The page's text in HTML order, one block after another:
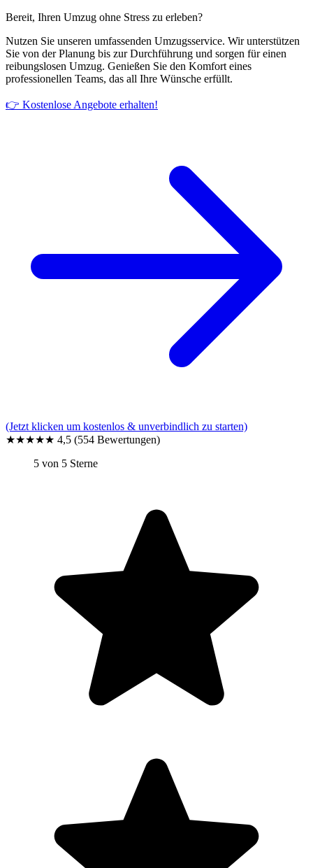
Bereit, Ihren Umzug ohne Stress zu erleben?
Nutzen Sie unseren umfassenden Umzugsservice. Wir unterstützen
Sie von der Planung bis zur Durchführung und sorgen für einen
reibungslosen Umzug. Genießen Sie den Komfort eines
professionellen Teams, das all Ihre Wünsche erfüllt.
👉 Kostenlose Angebote erhalten!
(Jetzt klicken um kostenlos & unverbindlich zu starten)
★★★★★ 4,5 (554 Bewertungen)
5 von 5 Sterne